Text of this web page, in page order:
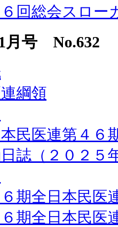
回総会スロー
月号 No.632
綱領
民医連第４
誌（２０２５
期全日本民医
期全日本民医